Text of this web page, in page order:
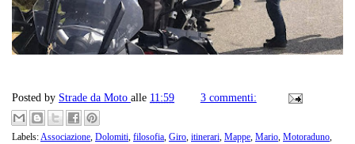
Posted by Strade da Moto alle 11:59 3 commenti:
Labels: Associazione Dolomiti filosofia Giro itinerari Mappe Mario Motoraduno